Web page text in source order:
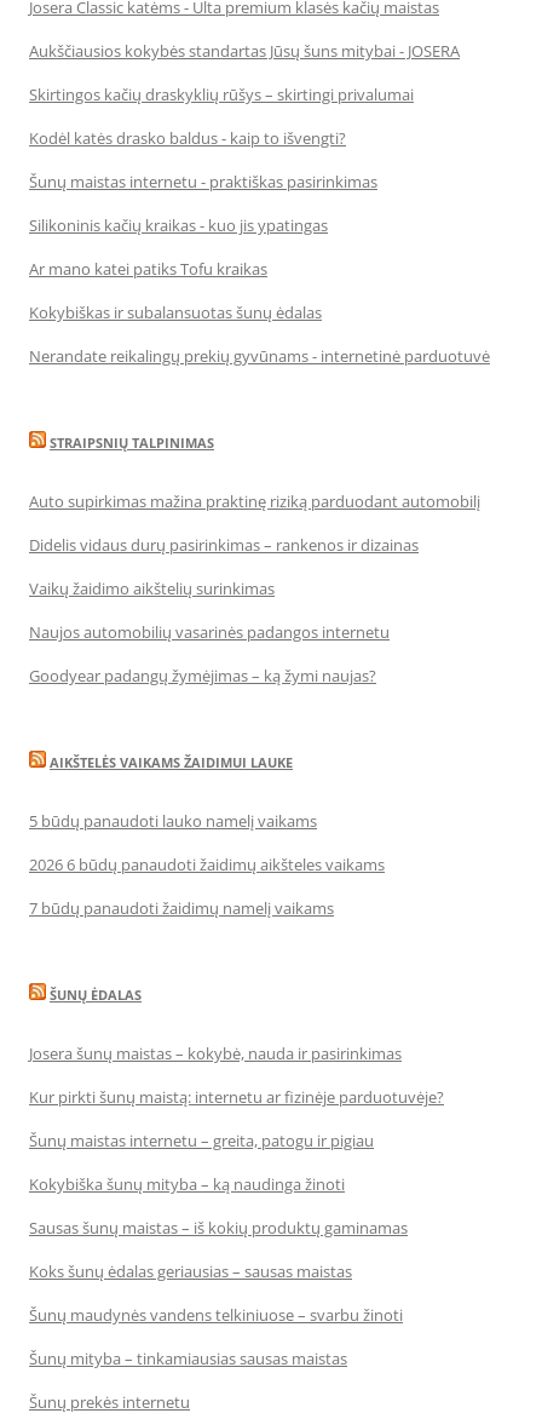
Josera Classic katėms - Ulta premium klasės kačių maistas
Aukščiausios kokybės standartas Jūsų šuns mitybai - JOSERA
Skirtingos kačių draskyklių rūšys – skirtingi privalumai
Kodėl katės drasko baldus - kaip to išvengti?
Šunų maistas internetu - praktiškas pasirinkimas
Silikoninis kačių kraikas - kuo jis ypatingas
Ar mano katei patiks Tofu kraikas
Kokybiškas ir subalansuotas šunų ėdalas
Nerandate reikalingų prekių gyvūnams - internetinė parduotuvė
STRAIPSNIŲ TALPINIMAS
Auto supirkimas mažina praktinę riziką parduodant automobilį
Didelis vidaus durų pasirinkimas – rankenos ir dizainas
Vaikų žaidimo aikštelių surinkimas
Naujos automobilių vasarinės padangos internetu
Goodyear padangų žymėjimas – ką žymi naujas?
AIKŠTELĖS VAIKAMS ŽAIDIMUI LAUKE
5 būdų panaudoti lauko namelį vaikams
2026 6 būdų panaudoti žaidimų aikšteles vaikams
7 būdų panaudoti žaidimų namelį vaikams
ŠUNŲ ĖDALAS
Josera šunų maistas – kokybė, nauda ir pasirinkimas
Kur pirkti šunų maistą: internetu ar fizinėje parduotuvėje?
Šunų maistas internetu – greita, patogu ir pigiau
Kokybiška šunų mityba – ką naudinga žinoti
Sausas šunų maistas – iš kokių produktų gaminamas
Koks šunų ėdalas geriausias – sausas maistas
Šunų maudynės vandens telkiniuose – svarbu žinoti
Šunų mityba – tinkamiausias sausas maistas
Šunų prekės internetu